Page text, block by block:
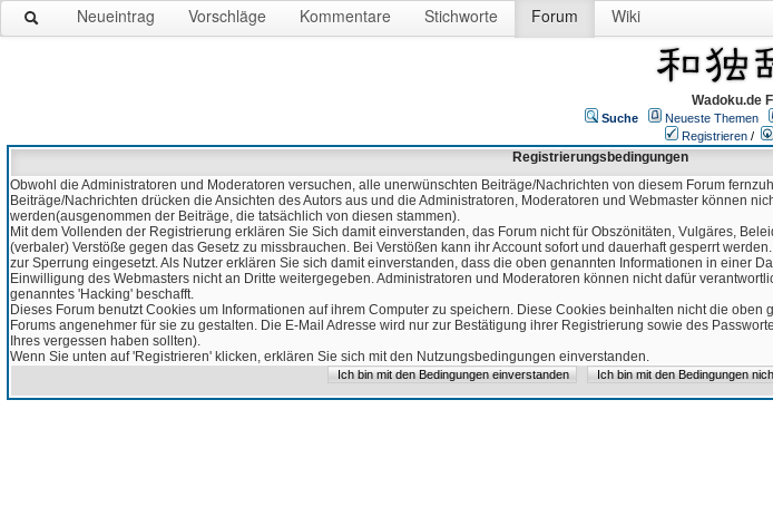
Neueintrag Vorschläge Kommentare Stichworte Forum Wiki
Wadoku.de
Suche Neueste Themen
Registrieren /
Registrierungsbedingungen
Obwohl die Administratoren und Moderatoren versuchen, alle unerwünschten Beiträge/Nachrichten von diesem Forum
Beiträge/Nachrichten drücken die Ansichten des Autors aus und die Administratoren, Moderatoren und Webmaster können
werden(ausgenommen der Beiträge, die tatsächlich von diesen stammen).
Mit dem Vollenden der Registrierung erklären Sie Sich damit einverstanden, das Forum nicht für Obszönitäten, Vulgäres,
(verbaler) Verstöße gegen das Gesetz zu missbrauchen. Bei Verstößen kann ihr Account sofort und dauerhaft gesperrt
zur Sperrung eingesetzt. Als Nutzer erklären Sie sich damit einverstanden, dass die oben genannten Informationen in einer
Einwilligung des Webmasters nicht an Dritte weitergegeben. Administratoren und Moderatoren können nicht dafür
genanntes 'Hacking' beschafft.
Dieses Forum benutzt Cookies um Informationen auf ihrem Computer zu speichern. Diese Cookies beinhalten nicht die
Forums angenehmer für sie zu gestalten. Die E-Mail Adresse wird nur zur Bestätigung ihrer Registrierung sowie des
Ihres vergessen haben sollten).
Wenn Sie unten auf 'Registrieren' klicken, erklären Sie sich mit den Nutzungsbedingungen einverstanden.